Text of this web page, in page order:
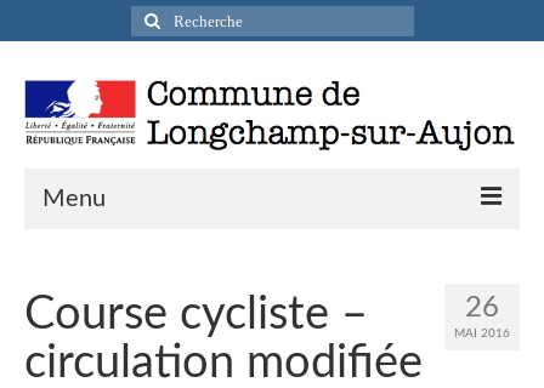
Rechercher
:
Menu
Infos pratiques
Présentation de la commune
26
MAI 2016
Course cycliste –
circulation modifiée